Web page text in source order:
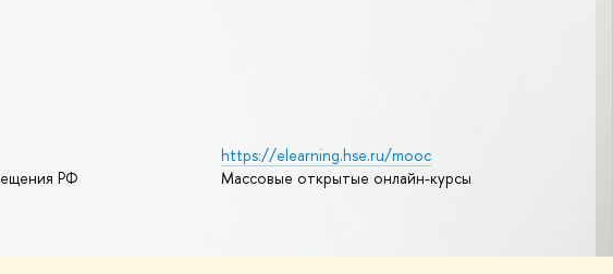
РФ
https://elearning.hse.ru/mooc
Массовые открытые онлайн-курсы